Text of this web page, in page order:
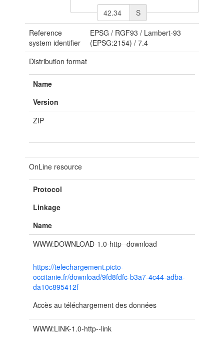
S
Reference
system identifier
EPSG / RGF93 / Lambert-93
(EPSG:2154) / 7.4
Distribution format
Name
Version
ZIP
OnLine resource
Protocol
Linkage
Name
WWW:DOWNLOAD-1.0-http--download
https://telechargement.picto-
occitanie.fr/download/9fd8fdfc-b3a7-4c44-adba-
da10c895412f
Accès au téléchargement des données
WWW:LINK-1.0-http--link